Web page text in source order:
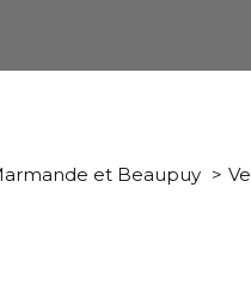
47180 -
et Beaupuy